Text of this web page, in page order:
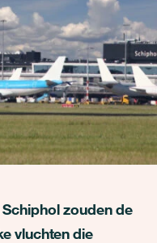
zouden de
vluchten die